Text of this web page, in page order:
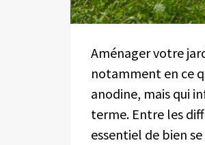
Aménager votre
notamment en ce
anodine, mais qui
terme. Entre les
essentiel de bien